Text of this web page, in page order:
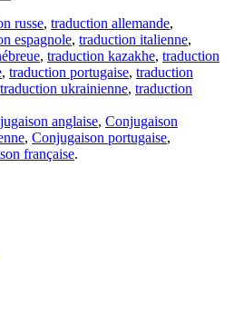
russe, traduction allemande,
espagnole, traduction italienne,
, traduction kazakhe, traduction
, traduction portugaise, traduction
traduction ukrainienne, traduction
anglaise, Conjugaison
, Conjugaison portugaise,
française.